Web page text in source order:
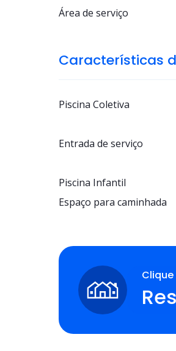
Área de serviço
Características
Piscina Coletiva
Entrada de serviço
Piscina Infantil
Espaço para caminhada